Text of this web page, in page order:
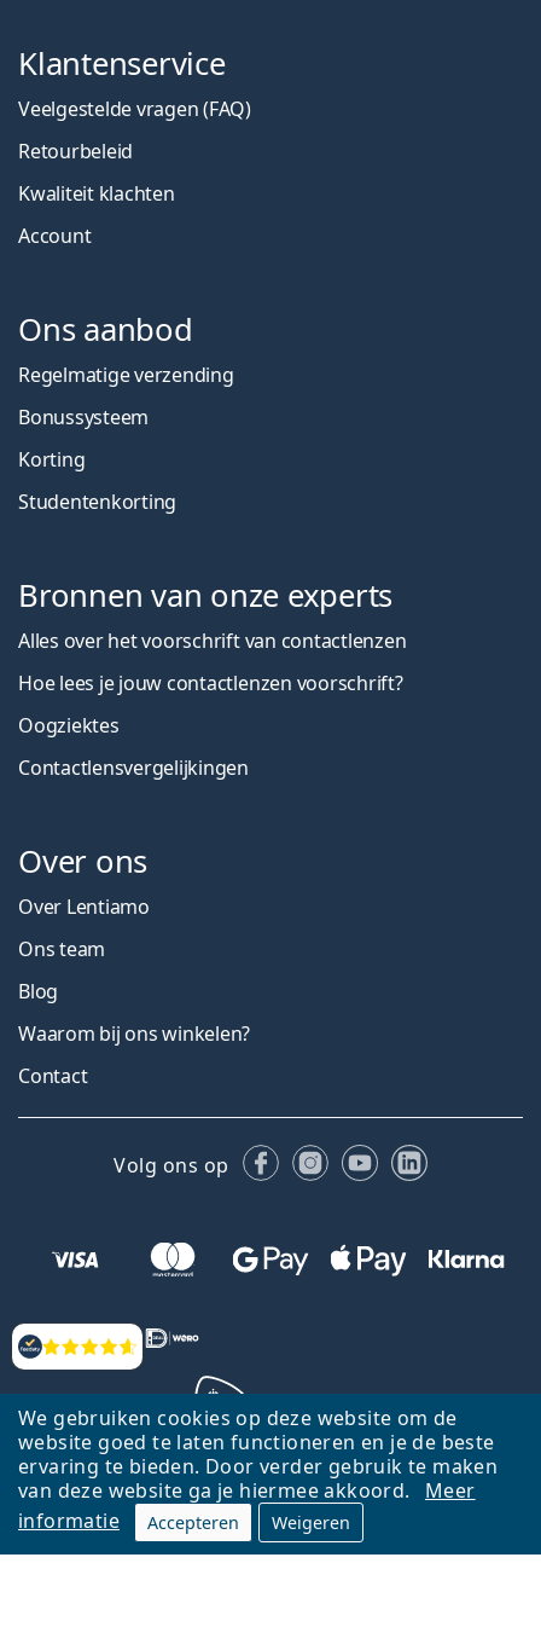
We gebruiken cookies op deze website om de
website goed te laten functioneren en je de beste
ervaring te bieden. Door verder gebruik te maken
van deze website ga je hiermee akkoord.
Meer
informatie
Accepteren Weigeren
Beoordelingen
Klantenservice
Veelgestelde vragen (FAQ)
Retourbeleid
Kwaliteit klachten
Account
Ons aanbod
Regelmatige verzending
Bonussysteem
Korting
Studentenkorting
Bronnen van onze experts
Alles over het voorschrift van contactlenzen
Hoe lees je jouw contactlenzen voorschrift?
Oogziektes
Contactlensvergelijkingen
Over ons
Over Lentiamo
Ons team
Blog
Waarom bij ons winkelen?
Contact
Volg ons op FacebookInstagram
YouTubeLinkedIn
Terug naar de homepagina
Ga omhoog
Lentiamo.nl is eigendom van en wordt beheerd door Lentiamo s.r.o.,
Tsjechië
Hier al 18 jaar voor jou.